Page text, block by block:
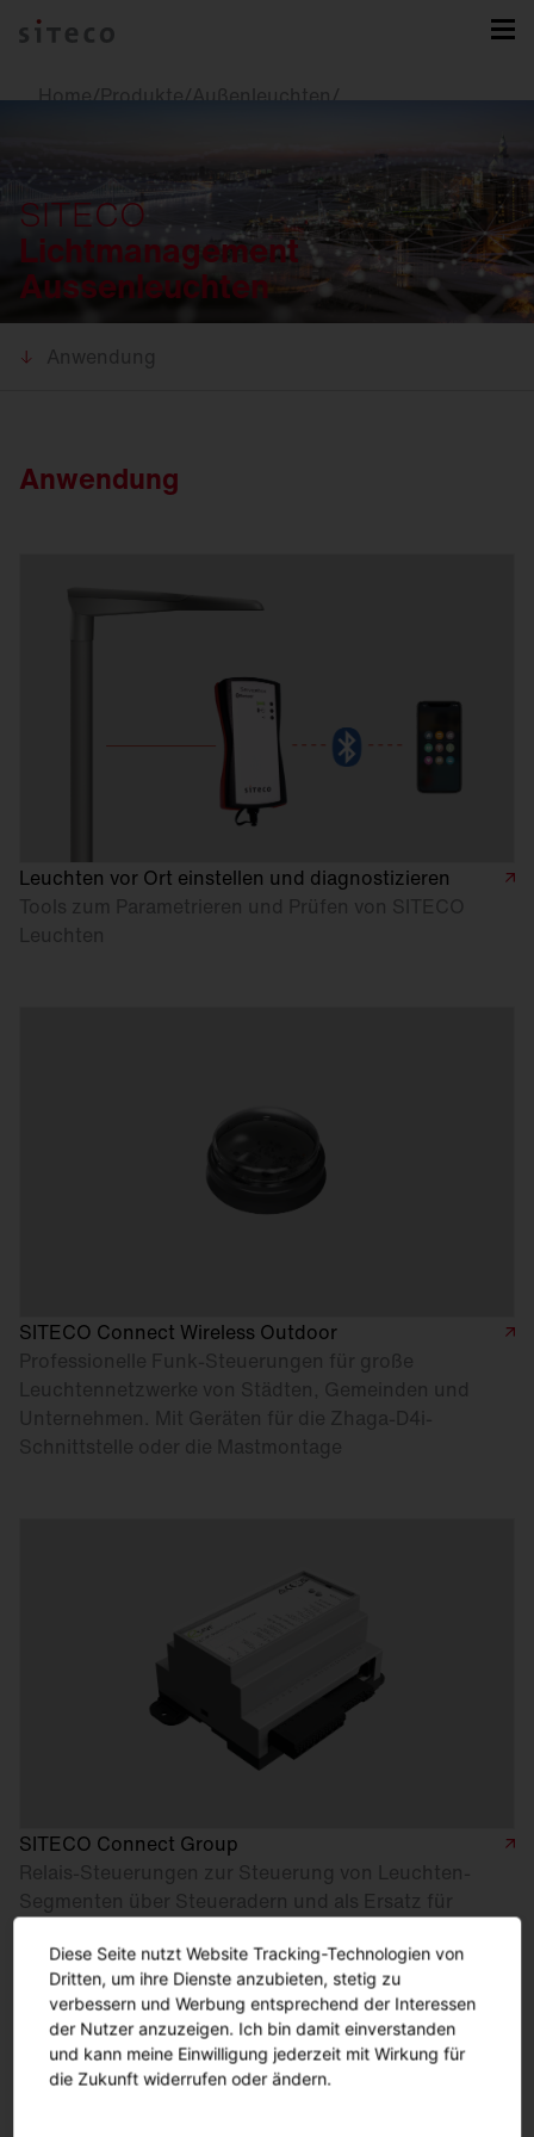
Home/Produkte/Außenleuchten/
SITECO
Lichtmanagement
Aussenleuchten
Anwendung
Anwendung
Leuchten vor Ort einstellen und diagnostizieren
Tools zum Parametrieren und Prüfen von SITECO
Leuchten
SITECO Connect Wireless Outdoor
Professionelle Funk-Steuerungen für große
Leuchtennetzwerke von Städten, Gemeinden und
Unternehmen. Mit Geräten für die Zhaga-D4i-
Schnittstelle oder die Mastmontage
SITECO Connect Group
Relais-Steuerungen zur Steuerung von Leuchten-
Segmenten über Steueradern und als Ersatz für
Diese Seite nutzt Website Tracking-Technologien von
Dritten, um ihre Dienste anzubieten, stetig zu
verbessern und Werbung entsprechend der Interessen
der Nutzer anzuzeigen. Ich bin damit einverstanden
und kann meine Einwilligung jederzeit mit Wirkung für
die Zukunft widerrufen oder ändern.